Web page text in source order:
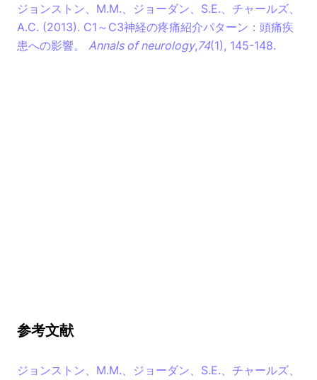
ジョンストン、M.M.、ジョーダン、S.E.、チャールズ、
A.C. (2013). C1～C3神経の疼痛紹介パターン：頭痛疾
患への影響。 Annals of neurology,74(1), 145-148.
参考文献
ジョンストン、M.M.、ジョーダン、S.E.、チャールズ、